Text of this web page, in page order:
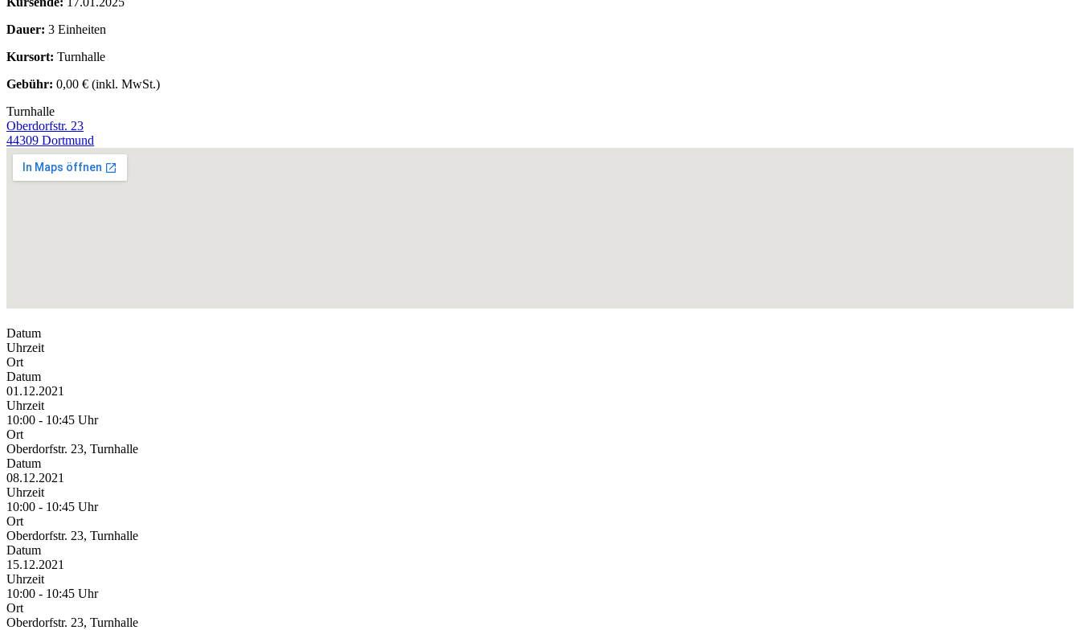
Dauer: 3 Einheiten
Kursort: Turnhalle
Gebühr: 0,00 € (inkl. MwSt.)
Turnhalle
Oberdorfstr. 23
44309 Dortmund
Datum
Uhrzeit
Ort
Datum
01.12.2021
Uhrzeit
10:00 - 10:45 Uhr
Ort
Oberdorfstr. 23, Turnhalle
Datum
08.12.2021
Uhrzeit
10:00 - 10:45 Uhr
Ort
Oberdorfstr. 23, Turnhalle
Datum
15.12.2021
Uhrzeit
10:00 - 10:45 Uhr
Ort
Oberdorfstr. 23, Turnhalle